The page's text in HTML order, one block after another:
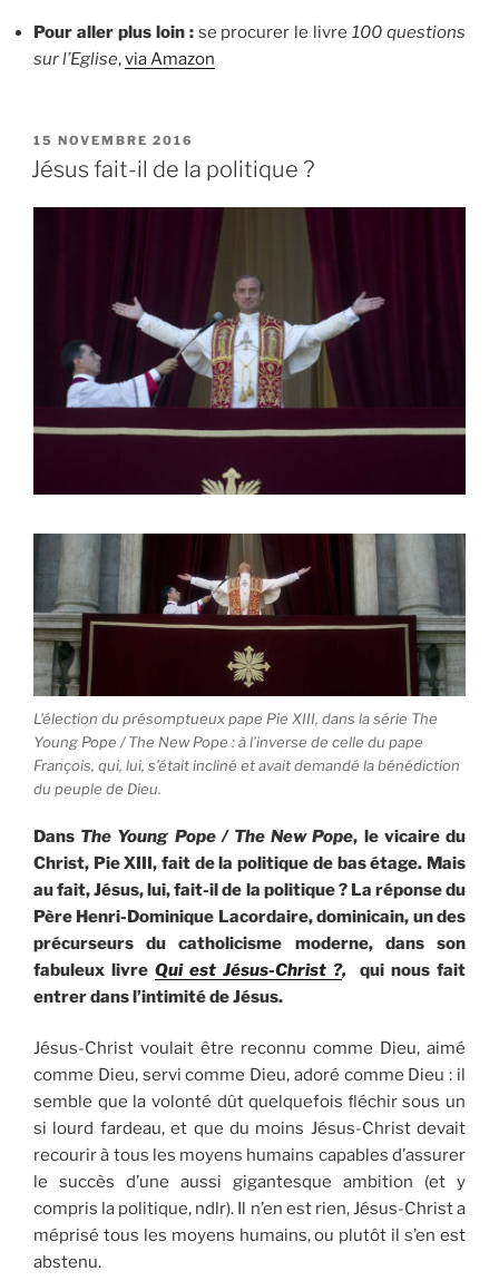
Pour aller plus loin :se procurer le livre 100 questions
sur l’Eglise,via Amazon
PUBLIÉ
LE
15 NOVEMBRE 2016
Jésus fait-il de la politique ?
L’élection du présomptueux pape Pie XIII, dans la série The
Young Pope / The New Pope : à l’inverse de celle du pape
François, qui, lui, s’était incliné et avait demandé la bénédiction
du peuple de Dieu.
Dans The Young Pope / The New Pope, le vicaire du
Christ, Pie XIII, fait de la politique de bas étage. Mais
au fait, Jésus, lui, fait-il de la politique ? La réponse du
Père Henri-Dominique Lacordaire, dominicain, un des
précurseurs du catholicisme moderne, dans son
fabuleux livre Qui est Jésus-Christ ?, qui nous fait
entrer dans l’intimité de Jésus.
Jésus-Christ voulait être reconnu comme Dieu, aimé
comme Dieu, servi comme Dieu, adoré comme Dieu : il
semble que la volonté dût quelquefois ﬂéchir sous un
si lourd fardeau, et que du moins Jésus-Christ devait
recourir à tous les moyens humains capables d’assurer
le succès d’une aussi gigantesque ambition (et y
compris la politique, ndlr). Il n’en est rien, Jésus-Christ a
méprisé tous les moyens humains, ou plutôt il s’en est
abstenu.